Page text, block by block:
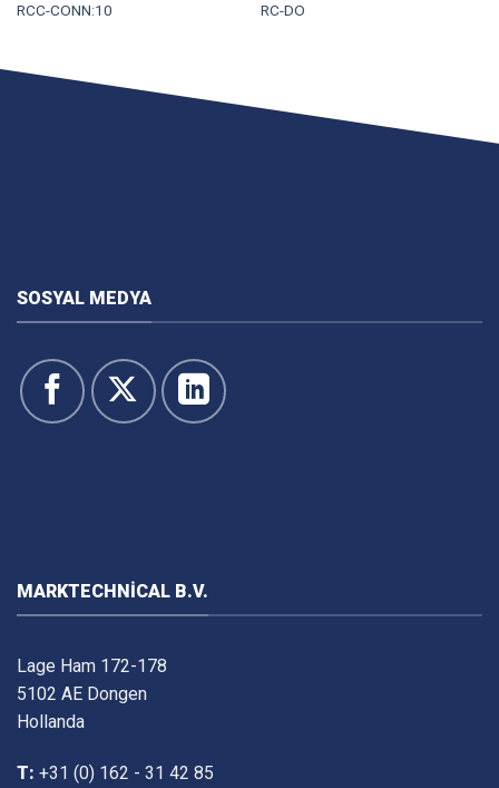
RCC-CONN:10 RC-DO
SOSYAL MEDYA
MARKTECHNICAL B.V.
Lage Ham 172-178
5102 AE Dongen
Hollanda
T: +31 (0) 162 - 31 42 85